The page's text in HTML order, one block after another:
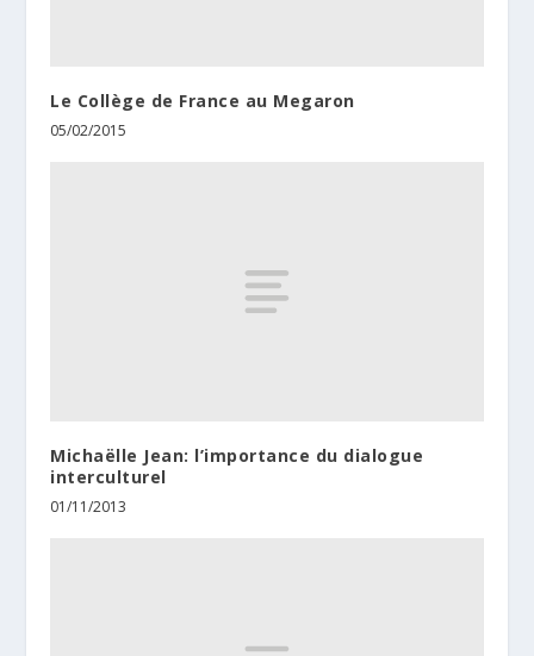
Le Collège de France au Megaron
05/02/2015
Michaëlle Jean: l’importance du dialogue
interculturel
01/11/2013